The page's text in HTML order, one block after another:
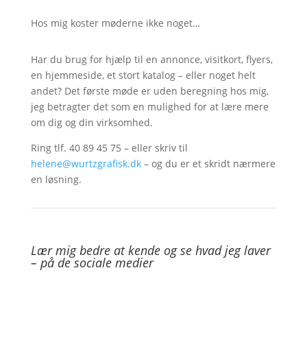
Hos mig koster møderne ikke noget…
Har du brug for hjælp til en annonce, visitkort, flyers,
en hjemmeside, et stort katalog – eller noget helt
andet? Det første møde er uden beregning hos mig,
jeg betragter det som en mulighed for at lære mere
om dig og din virksomhed.
Ring tlf. 40 89 45 75 – eller skriv til
helene@wurtzgrafisk.dk– og du er et skridt nærmere
en løsning.
Lær mig bedre at kende og se hvad jeg laver
– på de sociale medier